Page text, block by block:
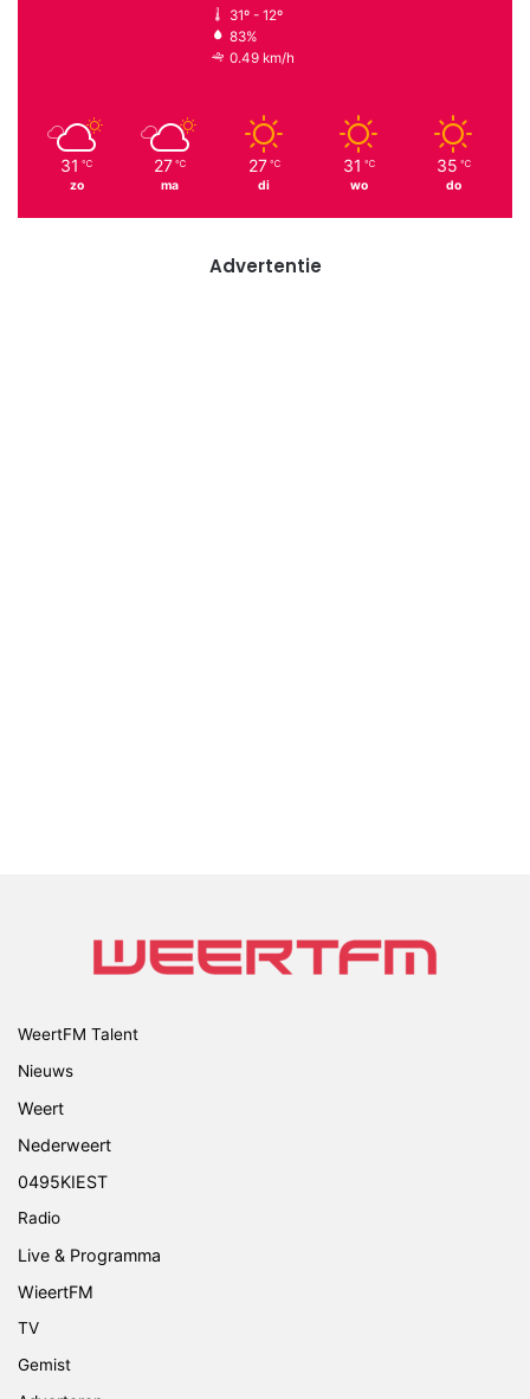
31º - 12º
83%
0.49 km/h
31 ℃
zo
27 ℃
ma
27 ℃
di
31 ℃
wo
35 ℃
do
Advertentie
WeertFM Talent
Nieuws
Weert
Nederweert
0495KIEST
Radio
Live & Programma
WieertFM
TV
Gemist